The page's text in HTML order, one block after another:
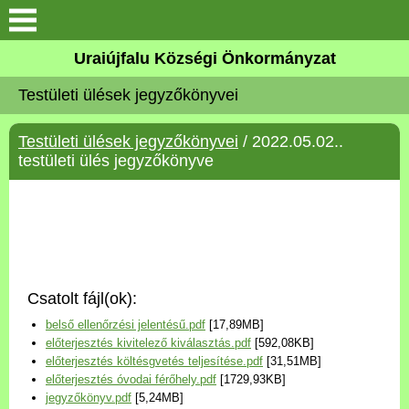
Köszöntő
Elérhetőségek
Uraiújfalu
Választási információk
Versenyképes Járások
Program
Uraiújfalu Községi Önkormányzat
Testületi ülések jegyzőkönyvei
Testületi ülések jegyzőkönyvei / 2022.05.02..
testületi ülés jegyzőkönyve
Csatolt fájl(ok):
belső ellenőrzési jelentésű.pdf [17,89MB]
előterjesztés kivitelező kiválasztás.pdf [592,08KB]
előterjesztés költésgvetés teljesítése.pdf [31,51MB]
előterjesztés óvodai férőhely.pdf [1729,93KB]
jegyzőkönyv.pdf [5,24MB]